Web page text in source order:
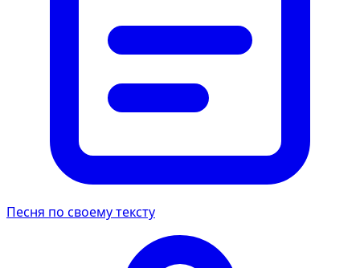
Песня по своему тексту